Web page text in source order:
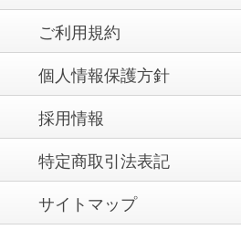
ご利用規約
個人情報保護方針
採用情報
特定商取引法表記
サイトマップ